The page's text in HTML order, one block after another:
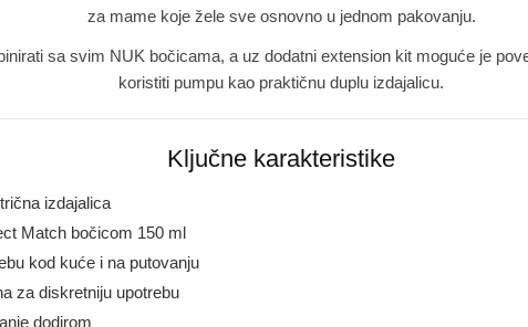
za mame koje žele sve osnovno u jednom pakovanju.
sa svim NUK bočicama, a uz dodatni extension kit moguće je
koristiti pumpu kao praktičnu duplu izdajalicu.
Ključne karakteristike
izdajalica
Match bočicom 150 ml
kod kuće i na putovanju
za diskretniju upotrebu
dodirom